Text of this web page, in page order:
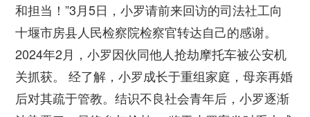
和担当！”3月5日，小罗请前来回访的司法社工向
十堰市房县人民检察院检察官转达自己的感谢。
2024年2月，小罗因伙同他人抢劫摩托车被公安机
关抓获。 经了解，小罗成长于重组家庭，母亲再婚
后对其疏于管教。结识不良社会青年后，小罗逐渐